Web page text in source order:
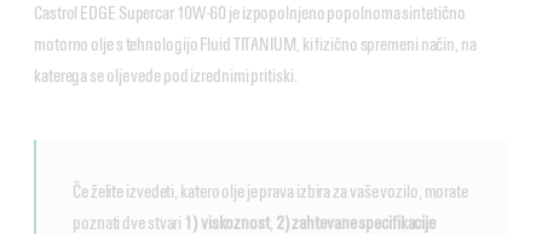
Castrol EDGE Supercar 10W-60 je izpopolnjeno popolnoma sintetično
motorno olje s tehnologijo Fluid TITANIUM, ki fizično spremeni način, na
katerega se olje vede pod izrednimi pritiski.
Če želite izvedeti, katero olje je prava izbira za vaše vozilo, morate
poznati dve stvari 1) viskoznost, 2) zahtevane specifikacije